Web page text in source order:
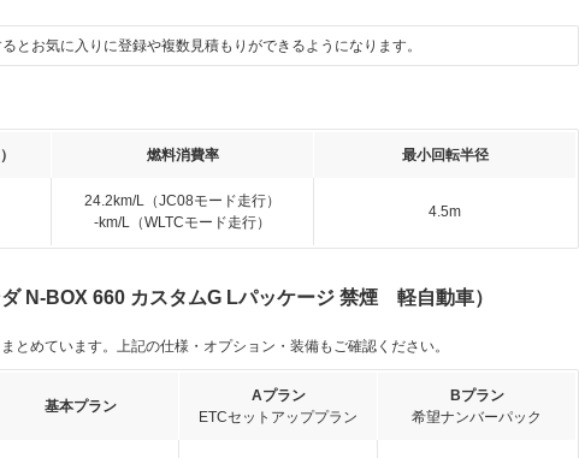
とお気に入りに登録や複数見積もりができるようになります。
燃料消費率 最小回転半径
24.2km/L（JC08モード走行）
-km/L（WLTCモード走行）
4.5m
N-BOX 660 カスタムG Lパッケージ 禁煙 軽自動車）
とめています。上記の仕様・オプション・装備もご確認ください。
基本プラン
Aプラン
ETCセットアッププラン
Bプラン
希望ナンバーパック